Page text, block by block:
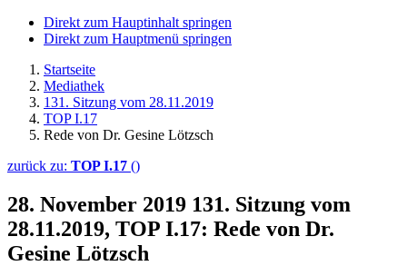
Direkt zum Hauptinhalt springen
Direkt zum Hauptmenü springen
Startseite
Mediathek
131. Sitzung vom 28.11.2019
TOP I.17
Rede von Dr. Gesine Lötzsch
zurück zu: TOP I.17 ()
28. November 2019 131. Sitzung vom
28.11.2019, TOP I.17: Rede von Dr.
Gesine Lötzsch